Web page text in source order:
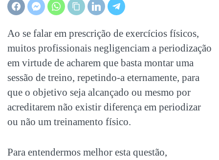
Ao se falar em prescrição de exercícios físicos,
muitos profissionais negligenciam a periodização
em virtude de acharem que basta montar uma
sessão de treino, repetindo-a eternamente, para
que o objetivo seja alcançado ou mesmo por
acreditarem não existir diferença em periodizar
ou não um treinamento físico.
Para entendermos melhor esta questão,